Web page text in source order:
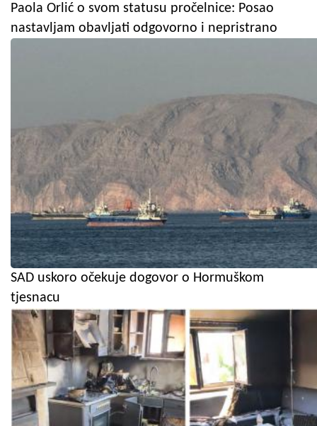
Paola Orlić o svom statusu pročelnice: Posao
nastavljam obavljati odgovorno i nepristrano
SAD uskoro očekuje dogovor o Hormuškom
tjesnacu